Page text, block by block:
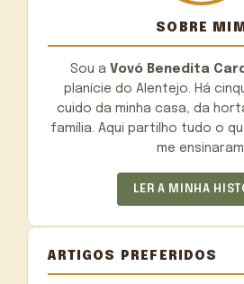
SOBRE MIM
Sou a Vovó Benedita
planície do Alentejo. Há
cuido da minha casa, da
família. Aqui partilho tudo o
me
LER A MINHA
ARTIGOS PREFERIDOS